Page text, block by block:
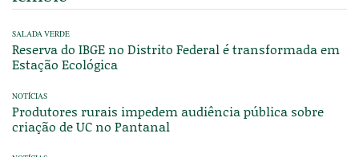
SALADA VERDE
Reserva do IBGE no Distrito Federal é transformada em
Estação Ecológica
NOTÍCIAS
Produtores rurais impedem audiência pública sobre
criação de UC no Pantanal